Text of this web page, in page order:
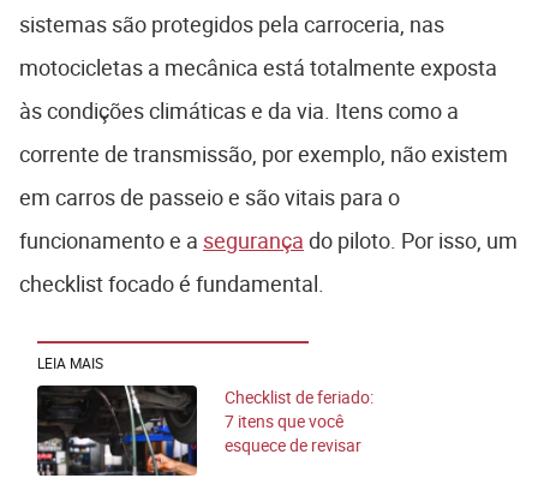
sistemas são protegidos pela carroceria, nas
motocicletas a mecânica está totalmente exposta
às condições climáticas e da via. Itens como a
corrente de transmissão, por exemplo, não existem
em carros de passeio e são vitais para o
funcionamento e a segurança do piloto. Por isso, um
checklist focado é fundamental.
LEIA MAIS
Checklist de feriado:
7 itens que você
esquece de revisar